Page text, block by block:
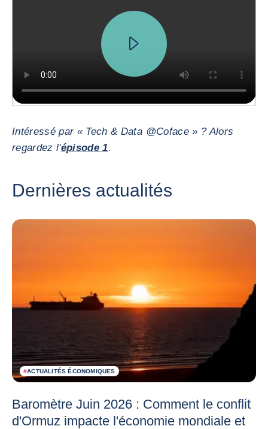
Intéressé par « Tech & Data @Coface » ? Alors
regardez l'épisode 1.
Dernières actualités
#ACTUALITÉS ÉCONOMIQUES
Baromètre Juin 2026 : Comment le conflit
d'Ormuz impacte l'économie mondiale et